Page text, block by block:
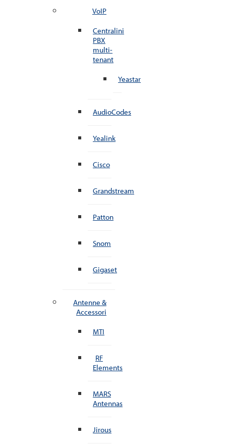
VoIP
Centralini
PBX
multi-
tenant
Yeastar
AudioCodes
Yealink
Cisco
Grandstream
Patton
Snom
Gigaset
Antenne &
Accessori
MTI
RF
Elements
MARS
Antennas
Jirous